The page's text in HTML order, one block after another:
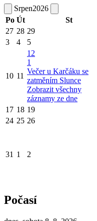
Srpen2026
Po Út St
27 28 29
3
4 5
10 11
12
1
Večer u Karčáku se
zatměním Slunce
Zobrazit všechny
záznamy ze dne
17 18 19
24 25 26
31 1 2
Počasí